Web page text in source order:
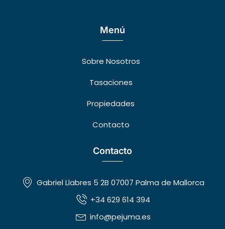
Menú
Sobre Nosotros
Tasaciones
Propiedades
Contacto
Contacto
Gabriel Llabres 5 2B 07007 Palma de Mallorca
+34 629 614 394
info@pejuma.es